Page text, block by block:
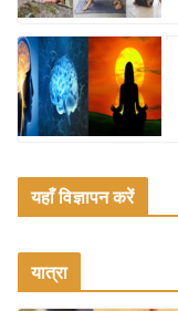
यहाँ विज्ञापन करें
यात्रा